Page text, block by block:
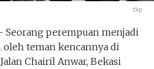
tkp
Seorang perempuan menjadi
teman kencannya di
Chairil Anwar, Bekasi